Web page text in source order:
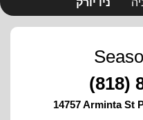
(818)
14757 Arminta St